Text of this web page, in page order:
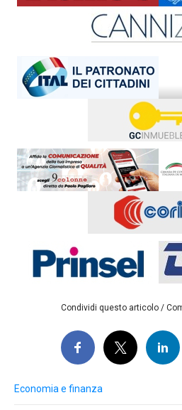
Condividi questo articolo /
Economia e finanza